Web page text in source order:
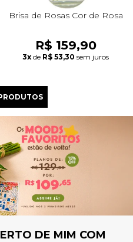
Brisa de Rosas Cor de Rosa
R$ 159,90
3x de R$ 53,30 sem juros
DE MIM COM